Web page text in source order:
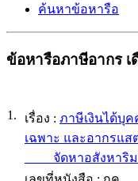
ค้นหาข้อหารือ
ข้อหารือภาษีอากร
1.
เรื่อง : ภาษีเงินได้บุ
เฉพาะ และอากรแ
จัดหาอสังหาริมท